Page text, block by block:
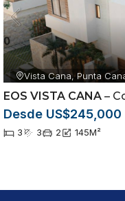
Vista Cana, Punta
EOS VISTA CANA –
Desde US$245,000
3 3 2 145M²